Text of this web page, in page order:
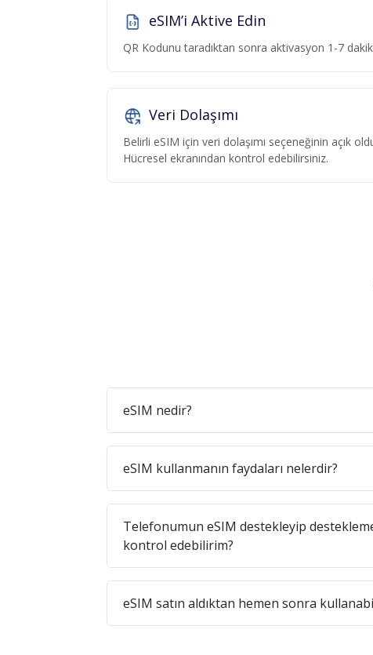
eSIM’i Aktive Edin
QR Kodunu taradıktan sonra aktivasyon 1-7
Veri Dolaşımı
Belirli eSIM için veri dolaşımı seçeneğinin açık
Hücresel ekranından kontrol edebilirsiniz.
eSIM nedir?
eSIM kullanmanın faydaları nelerdir?
Telefonumun eSIM destekleyip
kontrol edebilirim?
eSIM satın aldıktan hemen sonra